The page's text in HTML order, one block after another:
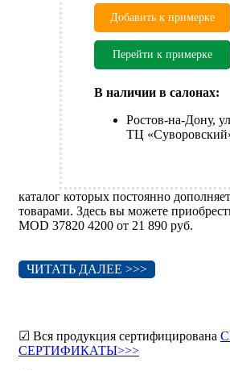
Добавить к примерке
Перейти к примерке
В наличии в салонах:
Ростов-на-Дону,
ТЦ
каталог которых постоянно
товарами. Здесь вы можете
MOD 37820 4200 от 21 890 руб.
ЧИТАТЬ ДАЛЕЕ >>>
☑ Вся продукция сертифицирована
СЕРТИФИКАТЫ>>>